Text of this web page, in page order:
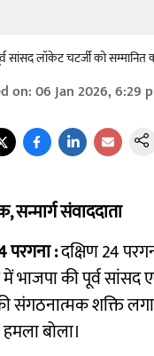
सांसद लॉकेट चटर्जी को सम्मानित
on:06 Jan 2026, 6:29
सन्मार्ग संवाददाता
परगना :दक्षिण 24
भाजपा की पूर्व सांसद
संगठनात्मक शक्ति
बोला।